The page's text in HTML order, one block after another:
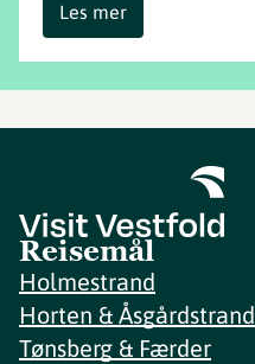
Les mer
Reisemål
Holmestrand
Horten & Åsgårdstrand
Tønsberg & Færder